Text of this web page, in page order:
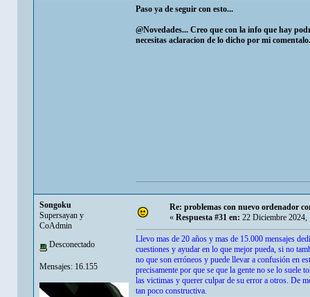
Paso ya de seguir con esto...
@Novedades... Creo que con la info que hay
necesitas aclaracion de lo dicho por mi
Songoku
Supersayan y
CoAdmin
Desconectado
Mensajes: 16.155
Re: problemas con nuevo ordenador
« Respuesta #31 en: 22 Diciembre 2024,
Llevo mas de 20 años y mas de 15.000 mensajes
cuestiones y ayudar en lo que mejor pueda, si no
no que son erróneos y puede llevar a confusión en
precisamente por que se que la gente no se lo suele
las victimas y querer culpar de su error a otros. De
tan poco constructiva.